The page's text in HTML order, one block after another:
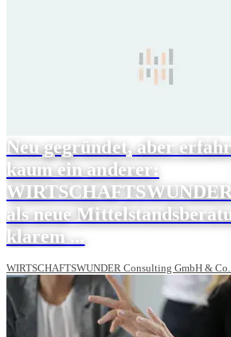
Neu gegründet, aber
kaum ein anderer:
als neue
klarem ...
WIRTSCHAFTSWUNDER Consulting GmbH &